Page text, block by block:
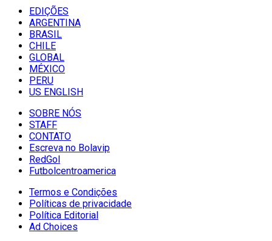
EDIÇÕES
ARGENTINA
BRASIL
CHILE
GLOBAL
MÉXICO
PERU
US ENGLISH
SOBRE NÓS
STAFF
CONTATO
Escreva no Bolavip
RedGol
Futbolcentroamerica
Termos e Condições
Políticas de privacidade
Política Editorial
Ad Choices